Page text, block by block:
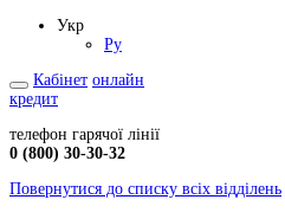
Укр
Ру
Кабінет онлайн
кредит
телефон гарячої лінії
0 (800) 30-30-32
Повернутися до списку всіх відділень